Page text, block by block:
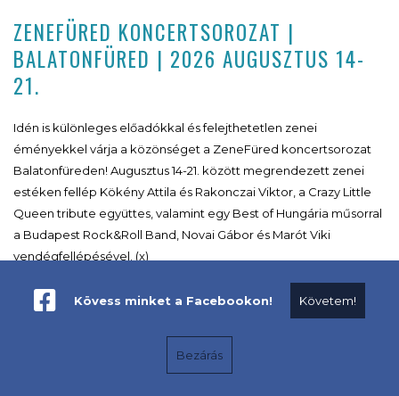
ZENEFÜRED KONCERTSOROZAT |
BALATONFÜRED | 2026 AUGUSZTUS 14-
21.
Idén is különleges előadókkal és felejthetetlen zenei
éményekkel várja a közönséget a ZeneFüred koncertsorozat
Balatonfüreden! Augusztus 14-21. között megrendezett zenei
estéken fellép Kökény Attila és Rakonczai Viktor, a Crazy Little
Queen tribute együttes, valamint egy Best of Hungária műsorral
a Budapest Rock&Roll Band, Novai Gábor és Marót Viki
vendégfellépésével. (x)
Kövess minket a Facebookon! Követem!
Bezárás